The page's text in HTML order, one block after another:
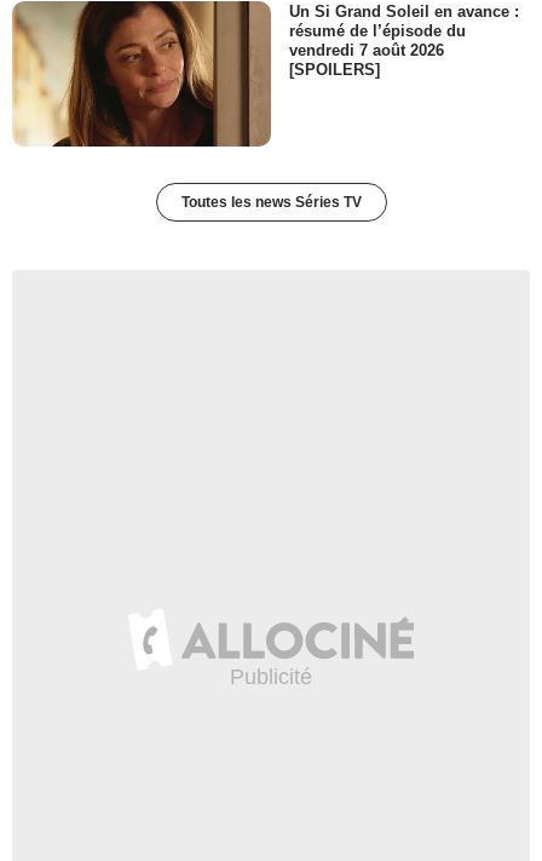
Un Si Grand Soleil en avance :
résumé de l’épisode du
vendredi 7 août 2026
[SPOILERS]
Toutes les news Séries TV